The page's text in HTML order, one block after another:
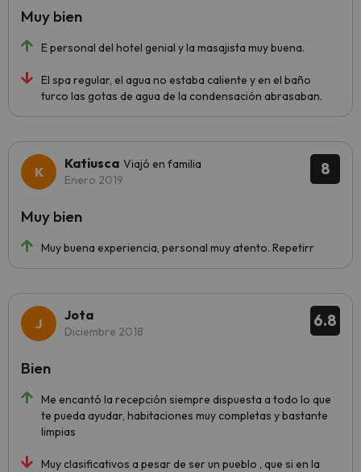
E personal del hotel genial y la masajista muy buena.
El spa regular, el agua no estaba caliente y en el baño
turco las gotas de agua de la condensación abrasaban.
Muy bien
8
Katiusca Viajó en familia
Enero 2019
Muy buena experiencia, personal muy atento. Repetirr
Muy bien
6.8
Jota
Diciembre 2018
Me encantó la recepción siempre dispuesta a todo lo que
te pueda ayudar, habitaciones muy completas y bastante
limpias
Muy clasificativos a pesar de ser un pueblo , que si en la
Bien